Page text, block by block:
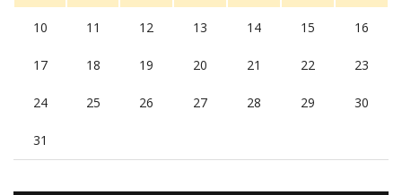
10 11 12 13 14 15 16
17 18 19 20 21 22 23
24 25 26 27 28 29 30
31